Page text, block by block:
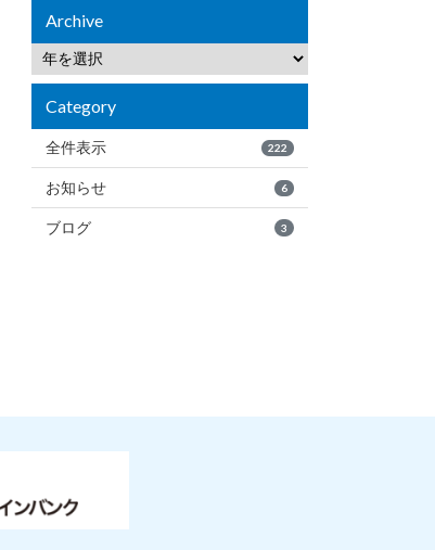
Archive
Category
全件表示 222
お知らせ 6
ブログ 3